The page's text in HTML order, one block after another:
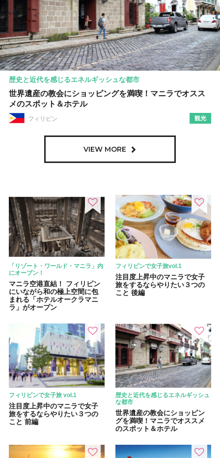
歴史と近代を感じるエネルギッシュな都市
世界遺産の教会にショッピングを満喫！マニラでオスス
メのスポット＆ホテル
フィリピン 観光
VIEW MORE
「リゾート・ワールド・マニラ」内
にオープン！
マニラ空港直結！ フィリピン
にいながら和の極上空間に包
まれる「ホテルオークラマニ
ラ」がオープン
フィリピンで女子旅vol.1
注目度上昇中のマニラで女子
旅をするならやりたい３つの
こと 後編
フィリピンで女子旅 vol.1
注目度上昇中のマニラで女子
旅をするならやりたい３つの
こと 前編
歴史と近代を感じるエネルギッシュ
な都市
世界遺産の教会にショッピン
グを満喫！マニラでオススメ
のスポット＆ホテル